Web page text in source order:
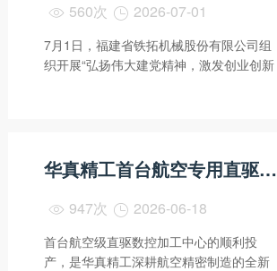
 560次  2026-07-01
7月1日，福建省铁拓机械股份有限公司组
织开展“弘扬伟大建党精神，激发创业创新
华真精工首台航空专用直驱精密加工机床成功下线交付
 947次  2026-06-18
首台航空级直驱数控加工中心的顺利投
产，是华真精工深耕航空精密制造的全新